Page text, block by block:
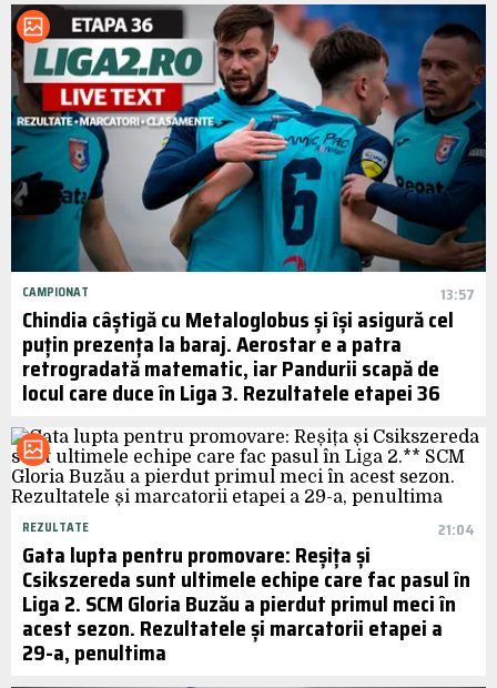
CAMPIONAT 13:57
Chindia câștigă cu Metaloglobus și își asigură cel
puțin prezența la baraj. Aerostar e a patra
retrogradată matematic, iar Pandurii scapă de
locul care duce în Liga 3. Rezultatele etapei 36
REZULTATE 21:04
Gata lupta pentru promovare: Reșița și
Csikszereda sunt ultimele echipe care fac pasul în
Liga 2. SCM Gloria Buzău a pierdut primul meci în
acest sezon. Rezultatele și marcatorii etapei a
29-a, penultima